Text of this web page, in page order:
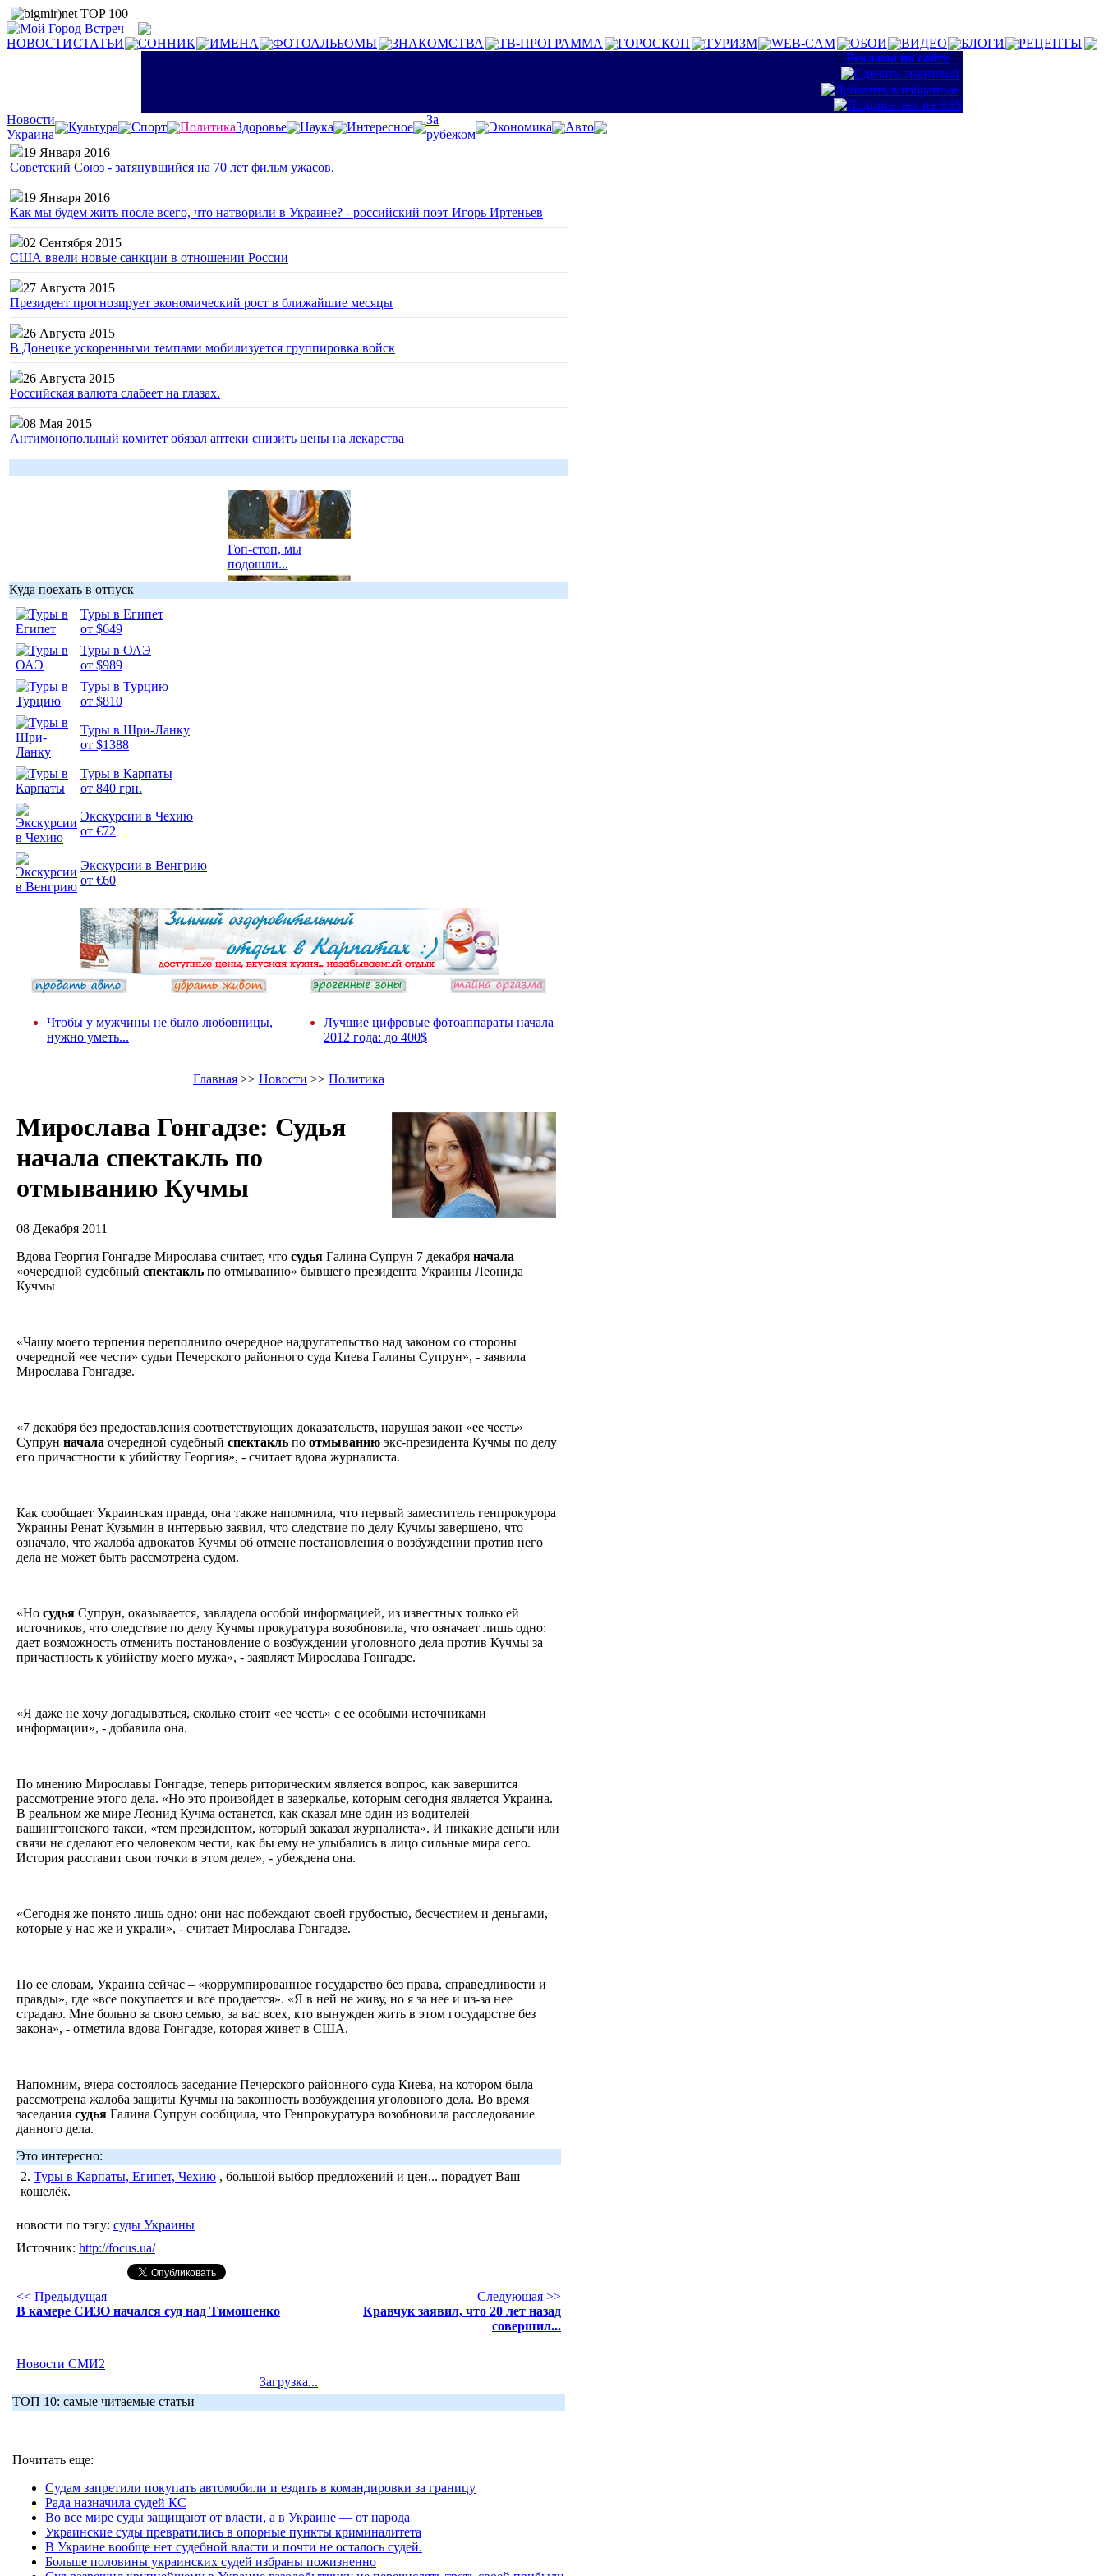
НОВОСТИСТАТЬИ СОННИК ИМЕНА ФОТОАЛЬБОМЫ ЗНАКОМСТВА ТВ-ПРОГРАММА ГОРОСКОП ТУРИЗМ WEB-CAM ОБОИ ВИДЕО БЛОГИ
РЕЦЕПТЫ
:: Реклама на сайте ::
Новости
Украина
Культура Спорт ПолитикаЗдоровье Наука Интересное
За
рубежом
Экономика
Авто
19 Января 2016
Советский Союз - затянувшийся на 70 лет фильм ужасов.
19 Января 2016
Как мы будем жить после всего, что натворили в Украине? - российский поэт Игорь Иртеньев
02 Сентября 2015
США ввели новые санкции в отношении России
27 Августа 2015
Президент прогнозирует экономический рост в ближайшие месяцы
26 Августа 2015
В Донецке ускоренными темпами мобилизуется группировка войск
26 Августа 2015
Российская валюта слабеет на глазах.
08 Мая 2015
Антимонопольный комитет обязал аптеки снизить цены на лекарства
Гоп-стоп, мы
подошли...
Куда поехать в отпуск
Туры в Египет
от $649
Туры в ОАЭ
от $989
Туры в Турцию
от $810
Туры в Шри-Ланку
от $1388
Туры в Карпаты
от 840 грн.
Экскурсии в Чехию
от €72
Экскурсии в Венгрию
от €60
Чтобы у мужчины не было любовницы,
нужно уметь...
Лучшие цифровые фотоаппараты начала
2012 года: до 400$
Главная >> Новости >> Политика
Мирослава Гонгадзе: Судья
начала спектакль по
отмыванию Кучмы
08 Декабря 2011
Вдова Георгия Гонгадзе Мирослава считает, что судья Галина Супрун 7 декабря начала
«очередной судебный спектакль по отмыванию» бывшего президента Украины Леонида
Кучмы
«Чашу моего терпения переполнило очередное надругательство над законом со стороны
очередной «ее чести» судьи Печерского районного суда Киева Галины Супрун», - заявила
Мирослава Гонгадзе.
«7 декабря без предоставления соответствующих доказательств, нарушая закон «ее честь»
Супрун начала очередной судебный спектакль по отмыванию экс-президента Кучмы по делу
его причастности к убийству Георгия», - считает вдова журналиста.
Как сообщает Украинская правда, она также напомнила, что первый заместитель генпрокурора
Украины Ренат Кузьмин в интервью заявил, что следствие по делу Кучмы завершено, что
означало, что жалоба адвокатов Кучмы об отмене постановления о возбуждении против него
дела не может быть рассмотрена судом.
«Но судья Супрун, оказывается, завладела особой информацией, из известных только ей
источников, что следствие по делу Кучмы прокуратура возобновила, что означает лишь одно:
дает возможность отменить постановление о возбуждении уголовного дела против Кучмы за
причастность к убийству моего мужа», - заявляет Мирослава Гонгадзе.
«Я даже не хочу догадываться, сколько стоит «ее честь» с ее особыми источниками
информации», - добавила она.
По мнению Мирославы Гонгадзе, теперь риторическим является вопрос, как завершится
рассмотрение этого дела. «Но это произойдет в зазеркалье, которым сегодня является Украина.
В реальном же мире Леонид Кучма останется, как сказал мне один из водителей
вашингтонского такси, «тем президентом, который заказал журналиста». И никакие деньги или
связи не сделают его человеком чести, как бы ему не улыбались в лицо сильные мира сего.
История расставит свои точки в этом деле», - убеждена она.
«Сегодня же понято лишь одно: они нас побеждают своей грубостью, бесчестием и деньгами,
которые у нас же и украли», - считает Мирослава Гонгадзе.
По ее словам, Украина сейчас – «коррумпированное государство без права, справедливости и
правды», где «все покупается и все продается». «Я в ней не живу, но я за нее и из-за нее
страдаю. Мне больно за свою семью, за вас всех, кто вынужден жить в этом государстве без
закона», - отметила вдова Гонгадзе, которая живет в США.
Напомним, вчера состоялось заседание Печерского районного суда Киева, на котором была
рассмотрена жалоба защиты Кучмы на законность возбуждения уголовного дела. Во время
заседания судья Галина Супрун сообщила, что Генпрокуратура возобновила расследование
данного дела.
Это интересно:
2. Туры в Карпаты, Египет, Чехию , большой выбор предложений и цен... порадует Ваш
кошелёк.
новости по тэгу: суды Украины
Источник: http://focus.ua/
<< Предыдущая
В камере СИЗО начался суд над Тимошенко
Следующая >>
Кравчук заявил, что 20 лет назад
совершил...
Новости СМИ2
Загрузка...
ТОП 10: самые читаемые статьи
Почитать еще:
Судам запретили покупать автомобили и ездить в командировки за границу
Рада назначила судей КС
Во все мире суды защищают от власти, а в Украине — от народа
Украинские суды превратились в опорные пункты криминалитета
В Украине вообще нет судебной власти и почти не осталось судей.
Больше половины украинских судей избраны пожизненно